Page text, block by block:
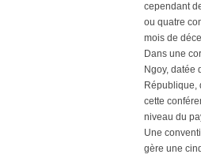
cependant
ou quatre
mois de
Dans une
Ngoy, datée
République,
cette
niveau du
Une
gère une